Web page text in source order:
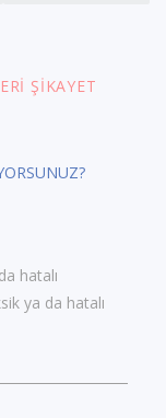
ŞIKAYET
hatalı
ya da hatalı